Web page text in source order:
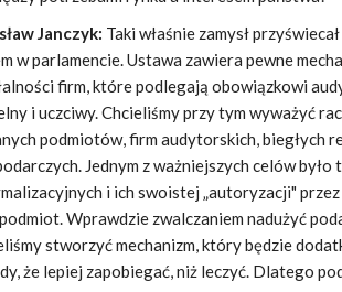
Janczyk: Taki właśnie zamysł
w parlamencie. Ustawa zawiera pewne
firm, które podlegają obowiązkowi
i uczciwy. Chcieliśmy przy tym wyważyć
podmiotów, firm audytorskich, biegłych
Jednym z ważniejszych celów
i ich swoistej „autoryzacji"
Wprawdzie zwalczaniem nadużyć
stworzyć mechanizm, który będzie
że lepiej zapobiegać, niż leczyć. Dlatego